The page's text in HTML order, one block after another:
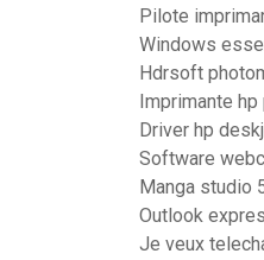
Pilote
Windows
Hdrsoft
Imprimante
Driver hp
Software
Manga studio
Outlook
Je veux